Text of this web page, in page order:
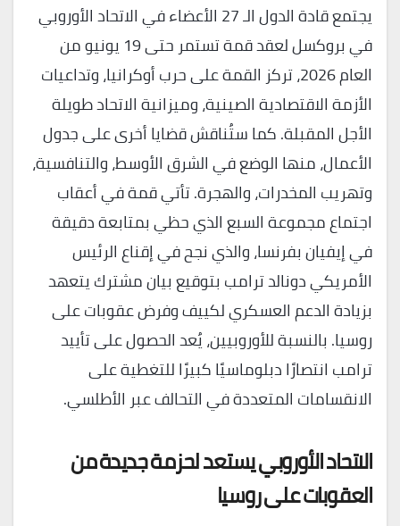
يجتمع قادة الدول الـ 27 الأعضاء في الاتحاد الأوروبي
في بروكسل لعقد قمة تستمر حتى 19 يونيو من
العام 2026، تركز القمة على حرب أوكرانيا، وتداعيات
الأزمة الاقتصادية الصينية، وميزانية الاتحاد طويلة
الأجل المقبلة. كما ستُناقش قضايا أخرى على جدول
الأعمال، منها الوضع في الشرق الأوسط، والتنافسية،
وتهريب المخدرات، والهجرة. تأتي قمة في أعقاب
اجتماع مجموعة السبع الذي حظي بمتابعة دقيقة
في إيفيان بفرنسا، والذي نجح في إقناع الرئيس
الأمريكي دونالد ترامب بتوقيع بيان مشترك يتعهد
بزيادة الدعم العسكري لكييف وفرض عقوبات على
روسيا. بالنسبة للأوروبيين، يُعد الحصول على تأييد
ترامب انتصارًا دبلوماسيًا كبيرًا للتغطية على
الانقسامات المتعددة في التحالف عبر الأطلسي.
الاتحاد الأوروبي يستعد لحزمة جديدة من
العقوبات على روسيا